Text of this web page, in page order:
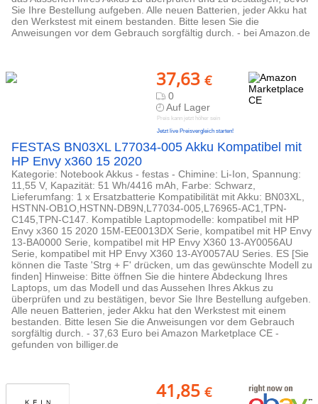
Sie Ihre Bestellung aufgeben. Alle neuen Batterien, jeder Akku hat
den Werkstest mit einem bestanden. Bitte lesen Sie die
Anweisungen vor dem Gebrauch sorgfältig durch. - bei Amazon.de
37,63 €
0
Auf Lager
Preis kann jetzt höher sein
Jetzt live Preisvergleich starten!
FESTAS BN03XL L77034-005 Akku Kompatibel mit
HP Envy x360 15 2020
Kategorie: Notebook Akkus - festas - Chimine: Li-Ion, Spannung:
11,55 V, Kapazität: 51 Wh/4416 mAh, Farbe: Schwarz,
Lieferumfang: 1 x Ersatzbatterie Kompatibilität mit Akku: BN03XL,
HSTNN-OB1O,HSTNN-DB9N,L77034-005,L76965-AC1,TPN-
C145,TPN-C147. Kompatible Laptopmodelle: kompatibel mit HP
Envy x360 15 2020 15M-EE0013DX Serie, kompatibel mit HP Envy
13-BA0000 Serie, kompatibel mit HP Envy X360 13-AY0056AU
Serie, kompatibel mit HP Envy X360 13-AY0057AU Series. ES [Sie
können die Taste 'Strg + F' drücken, um das gewünschte Modell zu
finden] Hinweise: Bitte öffnen Sie die hintere Abdeckung Ihres
Laptops, um das Modell und das Aussehen Ihres Akkus zu
überprüfen und zu bestätigen, bevor Sie Ihre Bestellung aufgeben.
Alle neuen Batterien, jeder Akku hat den Werkstest mit einem
bestanden. Bitte lesen Sie die Anweisungen vor dem Gebrauch
sorgfältig durch. - 37,63 Euro bei Amazon Marketplace CE -
gefunden von billiger.de
41,85 €